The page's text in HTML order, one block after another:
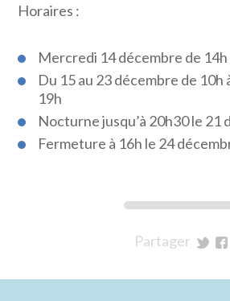
Horaires :
Mercredi 14 décembre de 14h
Du 15 au 23 décembre de 10h
19h
Nocturne jusqu’à 20h30 le 21
Fermeture à 16h le 24
Partager